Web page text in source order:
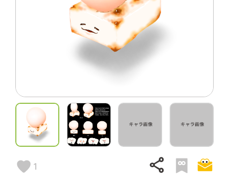
1 share